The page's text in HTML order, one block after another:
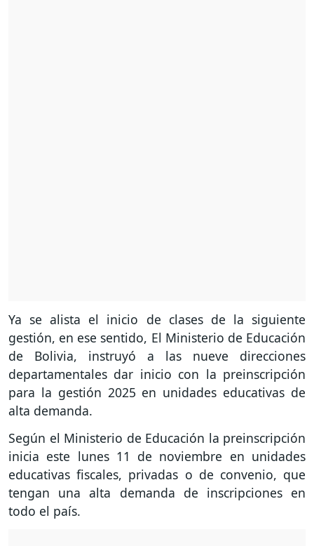
Ya se alista el inicio de clases de la siguiente
gestión, en ese sentido, El Ministerio de Educación
de Bolivia, instruyó a las nueve direcciones
departamentales dar inicio con la preinscripción
para la gestión 2025 en unidades educativas de
alta demanda.
Según el Ministerio de Educación la preinscripción
inicia este lunes 11 de noviembre en unidades
educativas fiscales, privadas o de convenio, que
tengan una alta demanda de inscripciones en
todo el país.